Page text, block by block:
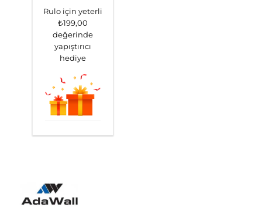
Rulo için yeterli
₺199,00
değerinde
yapıştırıcı
hediye